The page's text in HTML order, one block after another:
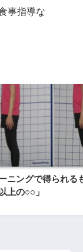
事指導な
ニングで得られる
上の○○」